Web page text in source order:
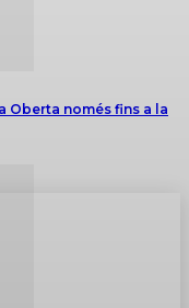
Oberta només fins a la